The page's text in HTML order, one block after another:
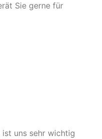
Sie gerne für
ist uns sehr wichtig